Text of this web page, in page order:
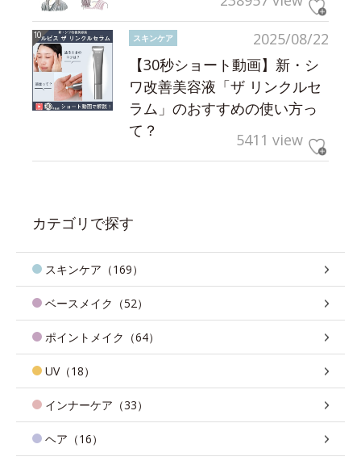
2025/08/22
スキンケア
【30秒ショート動画】新・シ
ワ改善美容液「ザ リンクルセ
ラム」のおすすめの使い方っ
て？
5411 view
カテゴリで探す
スキンケア（169）
ベースメイク（52）
ポイントメイク（64）
UV（18）
インナーケア（33）
ヘア（16）